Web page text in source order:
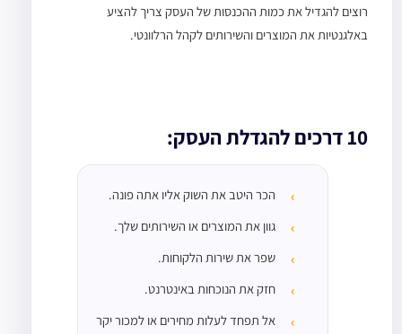
רוצים להגדיל את כמות ההכנסות של העסק צריך להציע
באלגנטיות את המוצרים והשירותים לקהל הרלוונטי.
10 דרכים להגדלת העסק:
הכר היטב את השוק אליו אתה פונה.
גוון את המוצרים או השירותים שלך.
שפר את שירות הלקוחות.
חזק את הנוכחות באינטרנט.
אל תפחד לעלות מחירים או למכור יקר